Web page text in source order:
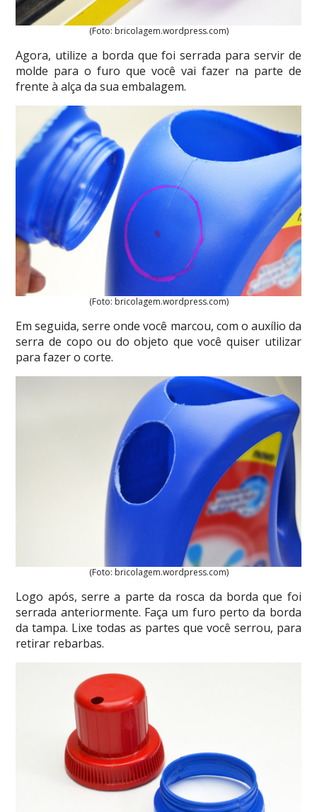
(Foto: bricolagem.wordpress.com)
Agora, utilize a borda que foi serrada para servir de
molde para o furo que você vai fazer na parte de
frente à alça da sua embalagem.
(Foto: bricolagem.wordpress.com)
Em seguida, serre onde você marcou, com o auxílio da
serra de copo ou do objeto que você quiser utilizar
para fazer o corte.
(Foto: bricolagem.wordpress.com)
Logo após, serre a parte da rosca da borda que foi
serrada anteriormente. Faça um furo perto da borda
da tampa. Lixe todas as partes que você serrou, para
retirar rebarbas.